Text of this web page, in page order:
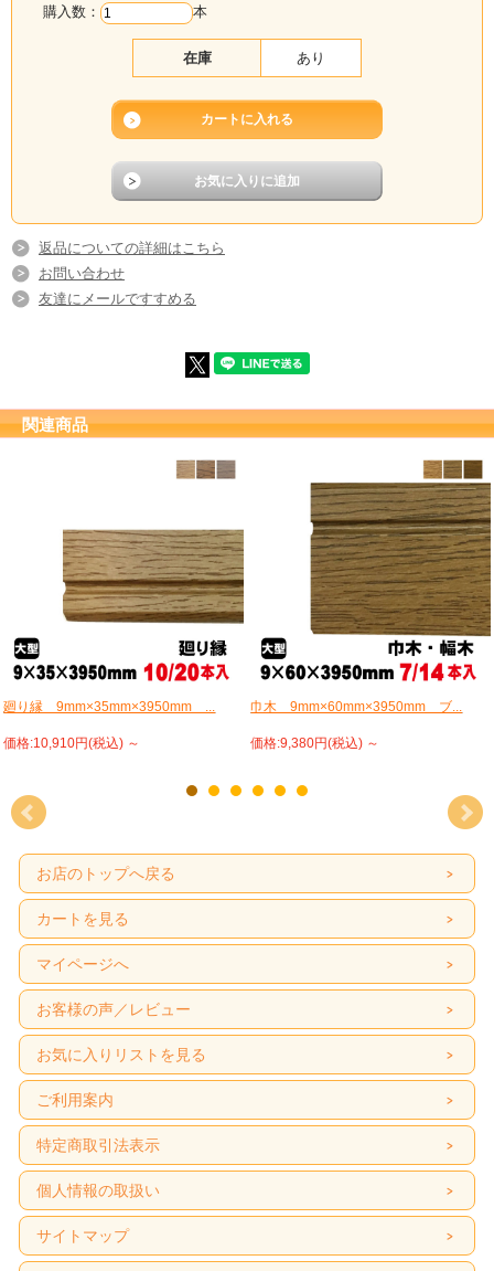
購入数： 本
在庫 あり
返品についての詳細はこちら
お問い合わせ
友達にメールですすめる
関連商品
廻り縁 9mm×35mm×3950mm ...
価格:10,910円(税込) ～
巾木 9mm×60mm×3950mm ブ...
価格:9,380円(税込) ～
お店のトップへ戻る
カートを見る
マイページへ
お客様の声／レビュー
お気に入りリストを見る
ご利用案内
特定商取引法表示
個人情報の取扱い
サイトマップ